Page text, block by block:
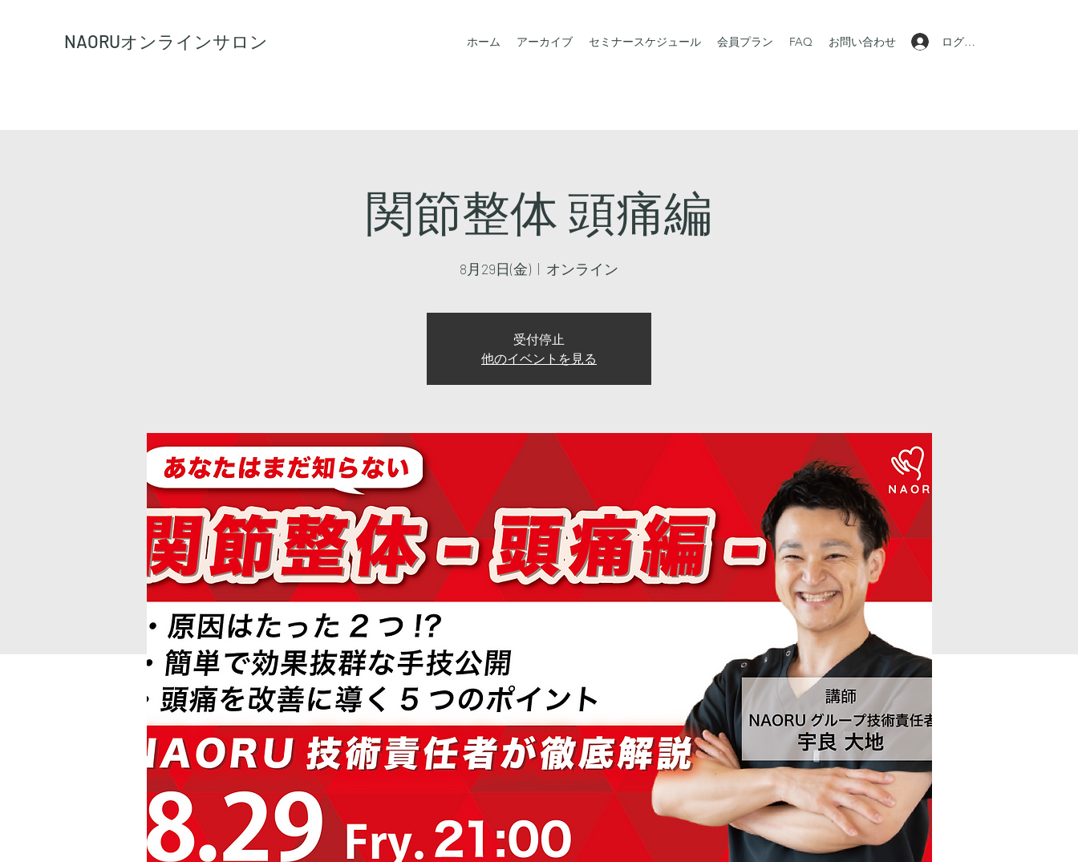
NAORUオンラインサロン ホーム アーカイブ セミナースケジュール 会員プラン FAQ お問い合わせ ログイン
関節整体 頭痛編
8月29日(金)
  |
オンライン
受付停止
他のイベントを見る